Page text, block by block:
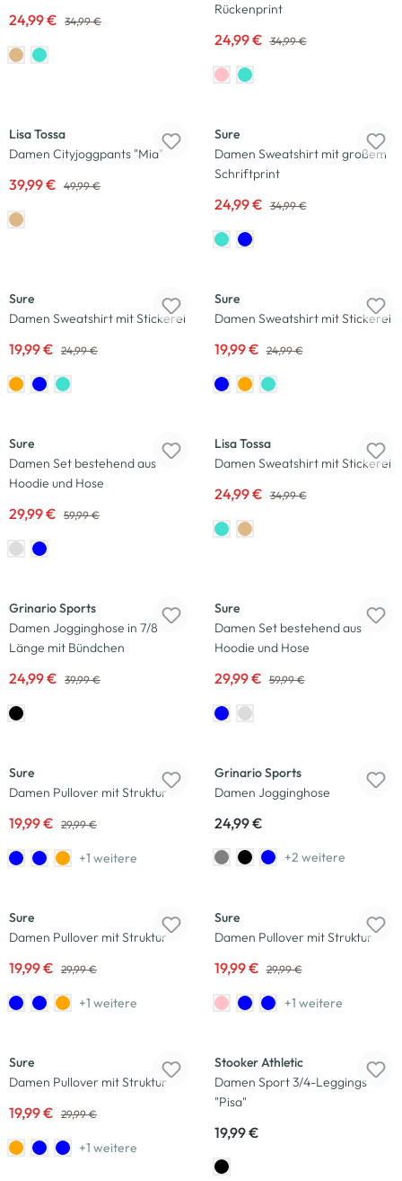
24,99 € 34,99 €
Rückenprint
24,99 € 34,99 €
Lisa Tossa
Damen Cityjoggpants "Mia"
39,99 € 49,99 €
Sure
Damen Sweatshirt mit großem
Schriftprint
24,99 € 34,99 €
Sure
Damen Sweatshirt mit Stickerei
19,99 € 24,99 €
Sure
Damen Sweatshirt mit Stickerei
19,99 € 24,99 €
Sure
Damen Set bestehend aus
Hoodie und Hose
29,99 € 59,99 €
Lisa Tossa
Damen Sweatshirt mit Stickerei
24,99 € 34,99 €
Grinario Sports
Damen Jogginghose in 7/8
Länge mit Bündchen
24,99 € 39,99 €
Sure
Damen Set bestehend aus
Hoodie und Hose
29,99 € 59,99 €
Sure
Damen Pullover mit Struktur
19,99 € 29,99 €
+1 weitere
Grinario Sports
Damen Jogginghose
24,99 €
+2 weitere
Sure
Damen Pullover mit Struktur
19,99 € 29,99 €
+1 weitere
Sure
Damen Pullover mit Struktur
19,99 € 29,99 €
+1 weitere
Sure
Damen Pullover mit Struktur
19,99 € 29,99 €
+1 weitere
Stooker Athletic
Damen Sport 3/4-Leggings
"Pisa"
19,99 €